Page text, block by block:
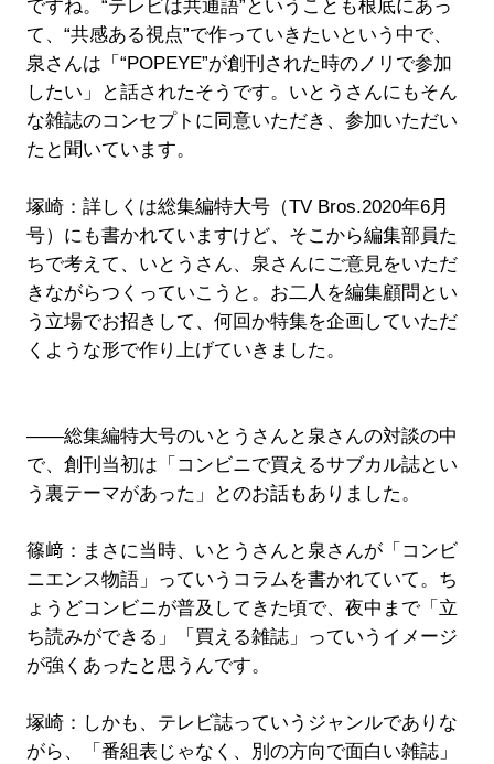
ですね。“テレビは共通語”ということも根底にあっ
て、“共感ある視点”で作っていきたいという中で、
泉さんは「“POPEYE”が創刊された時のノリで参加
したい」と話されたそうです。いとうさんにもそん
な雑誌のコンセプトに同意いただき、参加いただい
たと聞いています。
塚崎：詳しくは総集編特大号（TV Bros.2020年6月
号）にも書かれていますけど、そこから編集部員た
ちで考えて、いとうさん、泉さんにご意見をいただ
きながらつくっていこうと。お二人を編集顧問とい
う立場でお招きして、何回か特集を企画していただ
くような形で作り上げていきました。
――総集編特大号のいとうさんと泉さんの対談の中
で、創刊当初は「コンビニで買えるサブカル誌とい
う裏テーマがあった」とのお話もありました。
篠﨑：まさに当時、いとうさんと泉さんが「コンビ
ニエンス物語」っていうコラムを書かれていて。ち
ょうどコンビニが普及してきた頃で、夜中まで「立
ち読みができる」「買える雑誌」っていうイメージ
が強くあったと思うんです。
塚崎：しかも、テレビ誌っていうジャンルでありな
がら、「番組表じゃなく、別の方向で面白い雑誌」